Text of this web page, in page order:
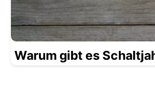
Warum gibt es